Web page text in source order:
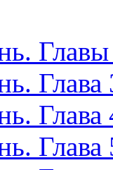
Глава
Глава
Глава